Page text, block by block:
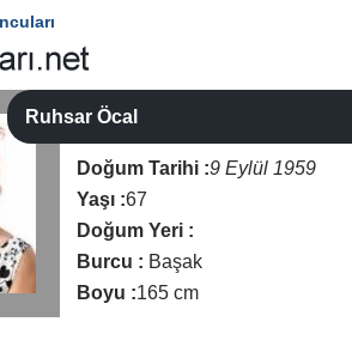
Ruhsar Öcal
Doğum Tarihi :9 Eylül 1959
Yaşı :67
Doğum Yeri :
Burcu : Başak
Boyu :165 cm